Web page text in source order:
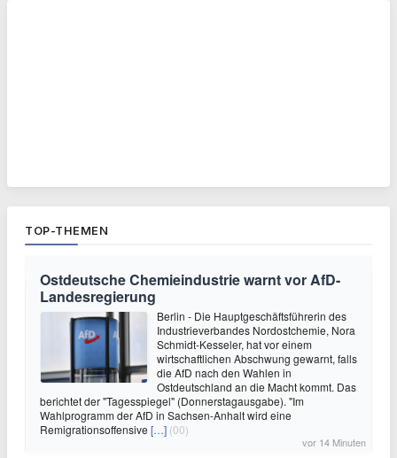
TOP-THEMEN
Ostdeutsche Chemieindustrie warnt vor AfD-
Landesregierung
Berlin - Die Hauptgeschäftsführerin des
Industrieverbandes Nordostchemie, Nora
Schmidt-Kesseler, hat vor einem
wirtschaftlichen Abschwung gewarnt, falls
die AfD nach den Wahlen in
Ostdeutschland an die Macht kommt. Das
berichtet der "Tagesspiegel" (Donnerstagausgabe). "Im
Wahlprogramm der AfD in Sachsen-Anhalt wird eine
Remigrationsoffensive […] (00)
vor 14 Minuten